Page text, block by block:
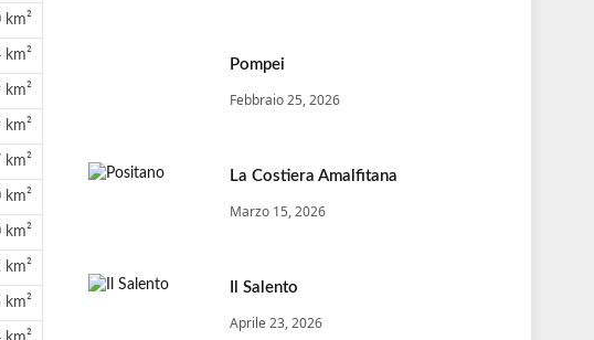
km²
km²
km²
km²
km²
km²
km²
km²
km²
Pompei
Febbraio 25, 2026
La Costiera Amalfitana
Marzo 15, 2026
Il Salento
Aprile 23, 2026